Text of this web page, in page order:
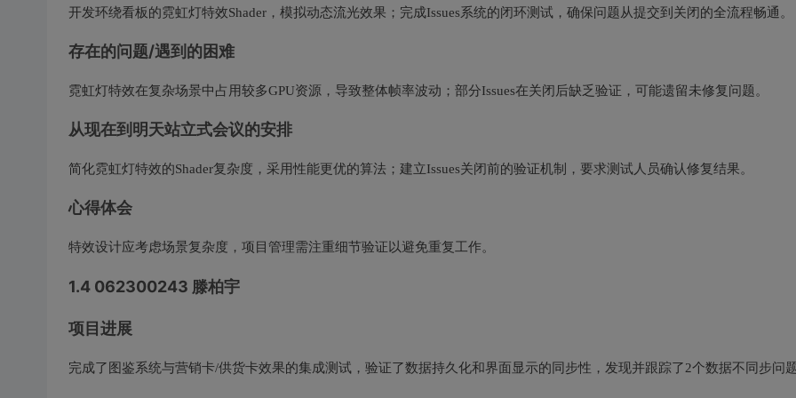
开发环绕看板的霓虹灯特效Shader，模拟动态流光效果；完成Issues系统的闭环测试，确保问题从提交到关闭的全流程畅通。
存在的问题/遇到的困难
霓虹灯特效在复杂场景中占用较多GPU资源，导致整体帧率波动；部分Issues在关闭后缺乏验证，可能遗留未修复问题。
从现在到明天站立式会议的安排
简化霓虹灯特效的Shader复杂度，采用性能更优的算法；建立Issues关闭前的验证机制，要求测试人员确认修复结果。
心得体会
特效设计应考虑场景复杂度，项目管理需注重细节验证以避免重复工作。
1.4 062300243 滕柏宇
项目进展
完成了图鉴系统与营销卡/供货卡效果的集成测试，验证了数据持久化和界面显示的同步性，发现并跟踪了2个数据不同步问